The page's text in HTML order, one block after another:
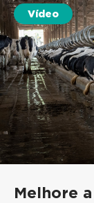
Vídeo
Melhore